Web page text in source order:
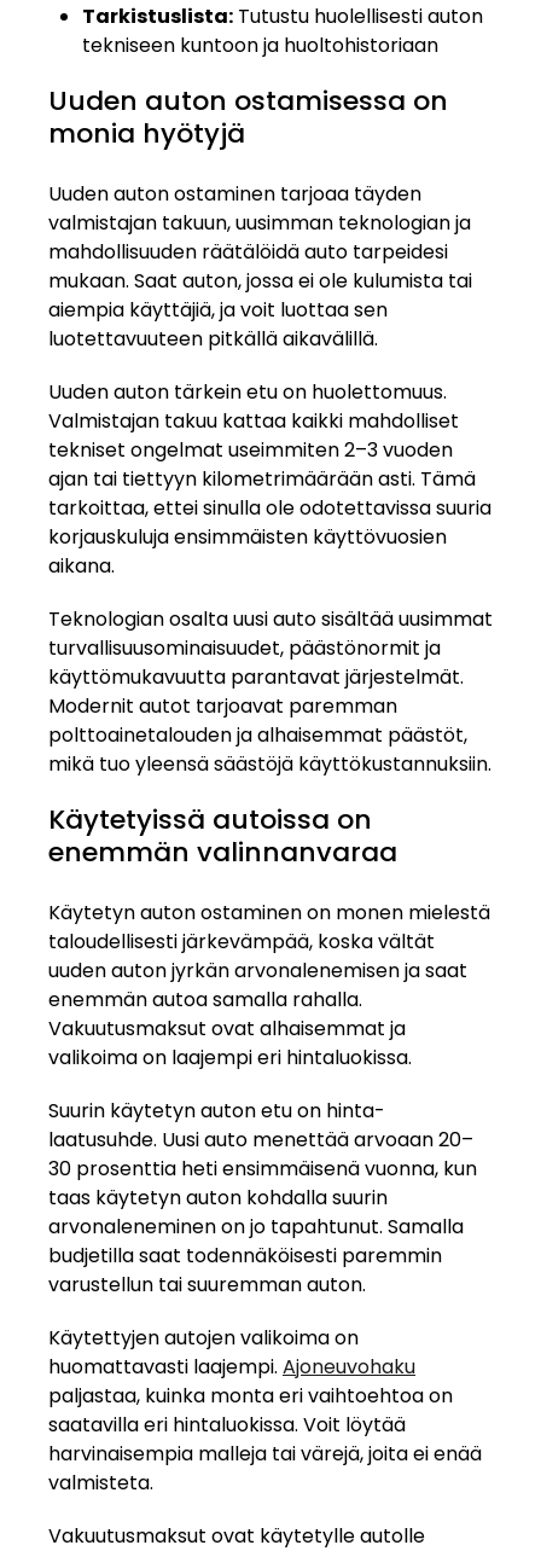
Tarkistuslista: Tutustu huolellisesti auton
tekniseen kuntoon ja huoltohistoriaan
Uuden auton ostamisessa on
monia hyötyjä
Uuden auton ostaminen tarjoaa täyden
valmistajan takuun, uusimman teknologian ja
mahdollisuuden räätälöidä auto tarpeidesi
mukaan. Saat auton, jossa ei ole kulumista tai
aiempia käyttäjiä, ja voit luottaa sen
luotettavuuteen pitkällä aikavälillä.
Uuden auton tärkein etu on huolettomuus.
Valmistajan takuu kattaa kaikki mahdolliset
tekniset ongelmat useimmiten 2–3 vuoden
ajan tai tiettyyn kilometrimäärään asti. Tämä
tarkoittaa, ettei sinulla ole odotettavissa suuria
korjauskuluja ensimmäisten käyttövuosien
aikana.
Teknologian osalta uusi auto sisältää uusimmat
turvallisuusominaisuudet, päästönormit ja
käyttömukavuutta parantavat järjestelmät.
Modernit autot tarjoavat paremman
polttoainetalouden ja alhaisemmat päästöt,
mikä tuo yleensä säästöjä käyttökustannuksiin.
Käytetyissä autoissa on
enemmän valinnanvaraa
Käytetyn auton ostaminen on monen mielestä
taloudellisesti järkevämpää, koska vältät
uuden auton jyrkän arvonalenemisen ja saat
enemmän autoa samalla rahalla.
Vakuutusmaksut ovat alhaisemmat ja
valikoima on laajempi eri hintaluokissa.
Suurin käytetyn auton etu on hinta-
laatusuhde. Uusi auto menettää arvoaan 20–
30 prosenttia heti ensimmäisenä vuonna, kun
taas käytetyn auton kohdalla suurin
arvonaleneminen on jo tapahtunut. Samalla
budjetilla saat todennäköisesti paremmin
varustellun tai suuremman auton.
Käytettyjen autojen valikoima on
huomattavasti laajempi. Ajoneuvohaku
paljastaa, kuinka monta eri vaihtoehtoa on
saatavilla eri hintaluokissa. Voit löytää
harvinaisempia malleja tai värejä, joita ei enää
valmisteta.
Vakuutusmaksut ovat käytetylle autolle